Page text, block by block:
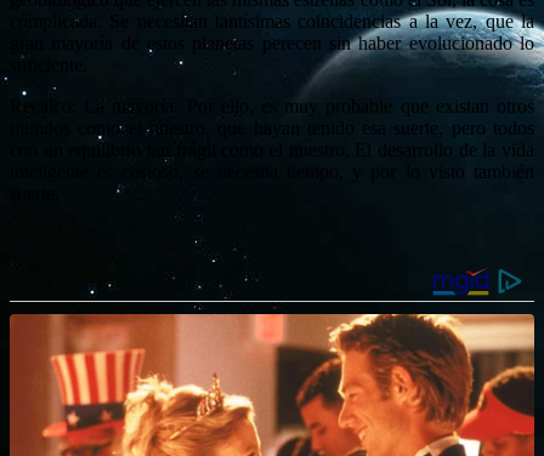
complicada. Se necesitan tantísimas coincidencias a la vez, que la
gran mayoría de estos planetas perecen sin haber evolucionado lo
suficiente.
Recalco: La mayoría. Por ello, es muy probable que existan otros
mundos como el nuestro, que hayan tenido esa suerte, pero todos
con un equilibrio tan frágil como el nuestro. El desarrollo de la vida
inteligente es costoso, se necesita tiempo, y por lo visto también